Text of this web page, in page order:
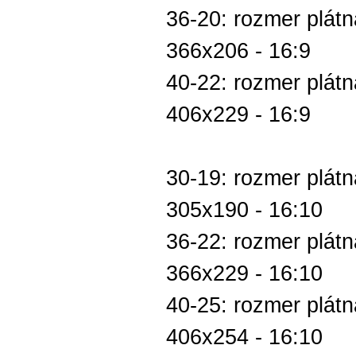
36-20: rozmer
366x206 - 16:9
40-22: rozmer
406x229 - 16:9
30-19: rozmer
305x190 - 16:10
36-22: rozmer
366x229 - 16:10
40-25: rozmer
406x254 - 16:10